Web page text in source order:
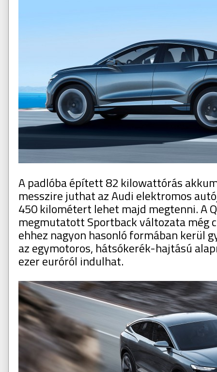
A padlóba épített 82 kilowattórás
messzire juthat az Audi elektromos
450 kilométert lehet majd megtenni. A
megmutatott Sportback változata még
ehhez nagyon hasonló formában kerül
az egymotoros, hátsókerék-hajtású
ezer euróról indulhat.